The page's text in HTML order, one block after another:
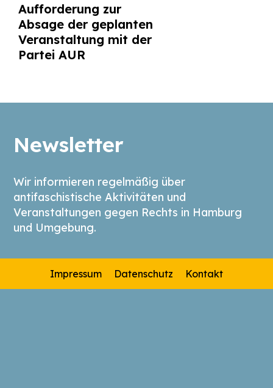
Aufforderung zur
Absage der geplanten
Veranstaltung mit der
Partei AUR
Newsletter
Wir informieren regelmäßig über
antifaschistische Aktivitäten und
Veranstaltungen gegen Rechts in Hamburg
und Umgebung.
Impressum Datenschutz Kontakt